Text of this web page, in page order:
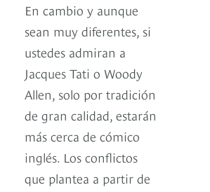
En cambio y aunque
sean muy diferentes, si
ustedes admiran a
Jacques Tati o Woody
Allen, solo por tradición
de gran calidad, estarán
más cerca de cómico
inglés. Los conflictos
que plantea a partir de